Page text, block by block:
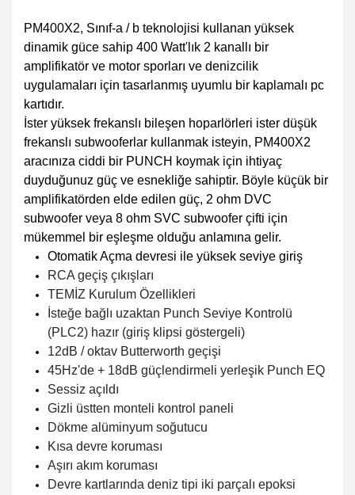
PM400X2, Sınıf-a / b teknolojisi kullanan yüksek
dinamik güce sahip 400 Watt'lık 2 kanallı bir
amplifikatör ve motor sporları ve denizcilik
uygulamaları için tasarlanmış uyumlu bir kaplamalı pc
kartıdır.
İster yüksek frekanslı bileşen hoparlörleri ister düşük
frekanslı subwooferlar kullanmak isteyin, PM400X2
aracınıza ciddi bir PUNCH koymak için ihtiyaç
duyduğunuz güç ve esnekliğe sahiptir. Böyle küçük bir
amplifikatörden elde edilen güç, 2 ohm DVC
subwoofer veya 8 ohm SVC subwoofer çifti için
mükemmel bir eşleşme olduğu anlamına gelir.
Otomatik Açma devresi ile yüksek seviye giriş
RCA geçiş çıkışları
TEMİZ Kurulum Özellikleri
İsteğe bağlı uzaktan Punch Seviye Kontrolü
(PLC2) hazır (giriş klipsi göstergeli)
12dB / oktav Butterworth geçişi
45Hz'de + 18dB güçlendirmeli yerleşik Punch EQ
Sessiz açıldı
Gizli üstten monteli kontrol paneli
Dökme alüminyum soğutucu
Kısa devre koruması
Aşırı akım koruması
Devre kartlarında deniz tipi iki parçalı epoksi